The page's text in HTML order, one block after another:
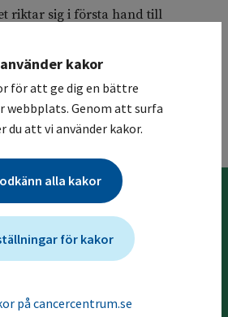
riktar sig i första hand till
men Kapitel 22 Egenvård
kapitel
kakor
för att ge dig en bättre
webbplats. Genom att surfa
du att vi använder kakor.
alla kakor
för kakor
på cancercentrum.se